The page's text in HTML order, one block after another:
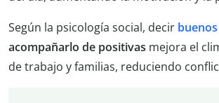
Según la psicología social, decir
acompañarlo de positivas mejora el
de trabajo y familias, reduciendo